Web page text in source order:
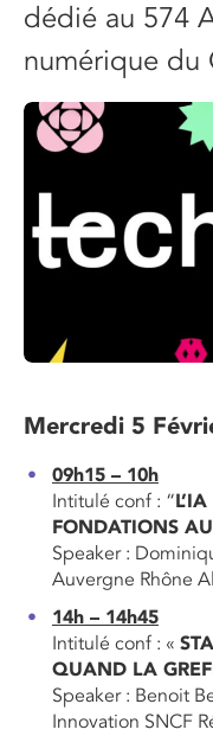
dédié au 574
numérique du
Mercredi 5
09h15 – 10h
Intitulé conf : “
FONDATIONS
Speaker :
Auvergne Rhône
14h – 14h45
Intitulé conf : «
QUAND LA
Speaker : Benoit
Innovation SNCF